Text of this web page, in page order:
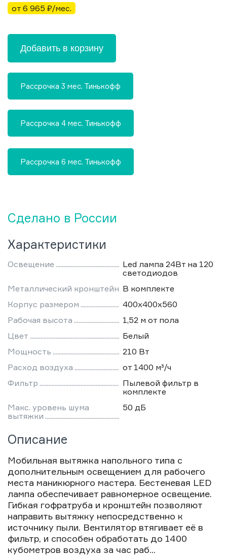
Сделано в России
Характеристики
Освещение
Led лампа 24Вт на 120
светодиодов
Металлический кронштейн В комплекте
Корпус размером
400х400х560
Рабочая высота
1,52 м от пола
Цвет
Белый
Мощность
210 Вт
Расход воздуха
от 1400 м³/ч
Фильтр
Пылевой фильтр в
комплекте
Макс. уровень шума
вытяжки
50 дБ
Описание
Мобильная вытяжка напольного типа с
дополнительным освещением для рабочего
места маникюрного мастера. Бестеневая LED
лампа обеспечивает равномерное освещение.
Гибкая гофратруба и кронштейн позволяют
направить вытяжку непосредственно к
источнику пыли. Вентилятор втягивает её в
фильтр, и способен обработать до 1400
кубометров воздуха за час раб...
от 6 965 ₽/мес.
Добавить в корзину
Рассрочка 3 мес. Тинькофф
Рассрочка 4 мес. Тинькофф
Рассрочка 6 мес. Тинькофф